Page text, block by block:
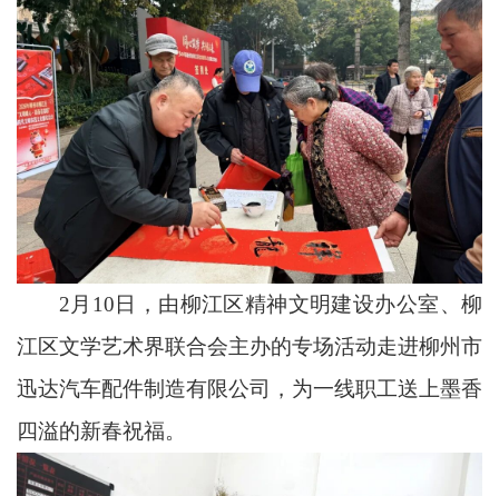
2月10日，由柳江区精神文明建设办公室、柳
江区文学艺术界联合会主办的专场活动走进柳州市
迅达汽车配件制造有限公司，为一线职工送上墨香
四溢的新春祝福。